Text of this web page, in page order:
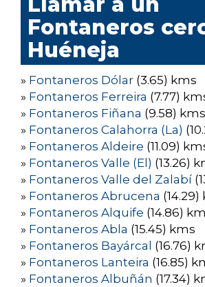
Fontaneros
Huéneja
» Fontaneros Dólar (3.65) kms
» Fontaneros Ferreira (7.77)
» Fontaneros Fiñana (9.58) kms
» Fontaneros Calahorra (La)
» Fontaneros Aldeire (11.09)
» Fontaneros Valle (El) (13.26)
» Fontaneros Valle del Zalabí
» Fontaneros Abrucena (14.29)
» Fontaneros Alquife (14.86)
» Fontaneros Abla (15.45) kms
» Fontaneros Bayárcal (16.76)
» Fontaneros Lanteira (16.85)
» Fontaneros Albuñán (17.34)